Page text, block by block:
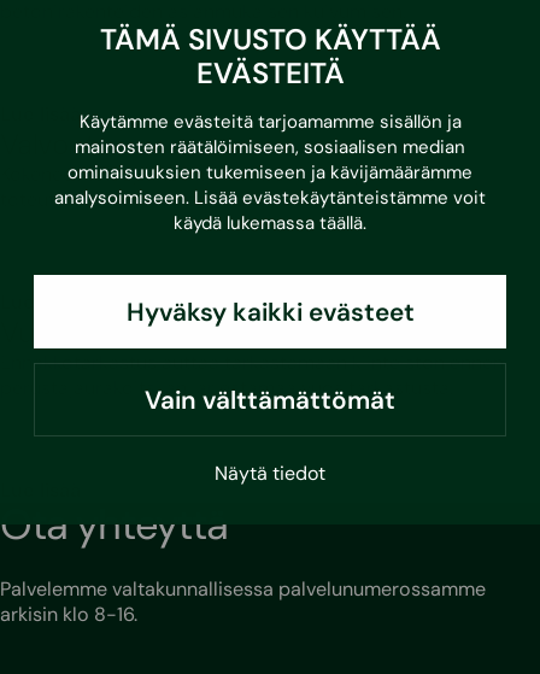
TÄMÄ SIVUSTO KÄYTTÄÄ
EVÄSTEITÄ
Käytämme evästeitä tarjoamamme sisällön ja
mainosten räätälöimiseen, sosiaalisen median
ominaisuuksien tukemiseen ja kävijämäärämme
analysoimiseen. Lisää evästekäytänteistämme voit
käydä lukemassa täällä.
Hyväksy kaikki evästeet
Vain välttämättömät
Näytä tiedot
Valvonta
Kokeneet valvojat varmistavat, että tilaajan hanke
toteutetaan sopimuksenmukaisesti.
Vuositarkastuksen ennakkotarkastus
Ennakkotarkastus auttaa tarkastamaan kiinteistön ennen
perustajaurakoitsijan järjestämää vuositarkastusta.
Ota yhteyttä
Palvelemme valtakunnallisessa palvelunumerossamme
arkisin klo 8-16.